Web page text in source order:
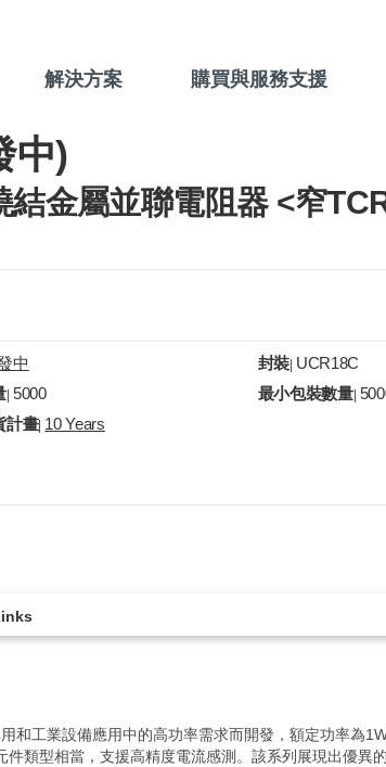
解決方案 購買與服務支援
中)
金屬並聯電阻器 <窄
中 封裝 UCR18C
|5000 最小包裝數量|
計畫| 10 Years
和工業設備應用中的高功率需求而開發，額定功率為
類型相當，支援高精度電流感測。該系列展現出優異